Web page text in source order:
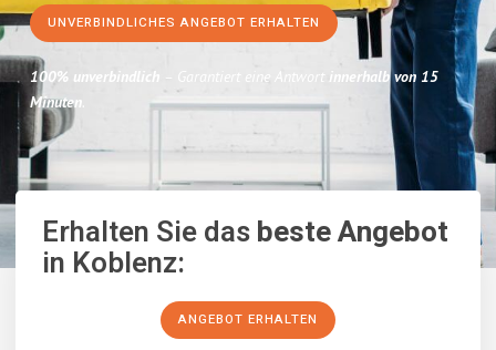
UNVERBINDLICHES ANGEBOT ERHALTEN
100% unverbindlich – Garantiert eine Antwort innerhalb von 15
Minuten.
Erhalten Sie dasbeste Angebot
in Koblenz:
ANGEBOT ERHALTEN